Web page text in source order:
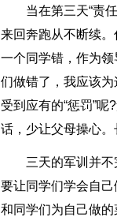
当在第三天“责
来回奔跑从不断续
一个同学错，作为
们做错了，我应该
受到应有的“惩罚”
话，少让父母操心。
三天的军训并
要让同学们学会自
和同学们为自己做